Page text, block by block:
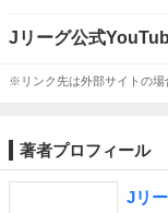
Jリーグ公式
※リンク先は外部サイトの場
著者プロフィール
Jリ